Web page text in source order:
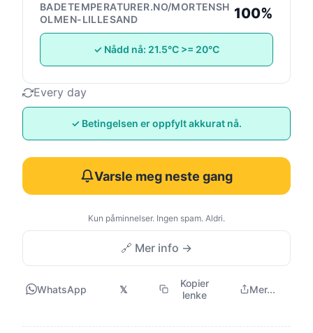
BADETEMPERATURER.NO/MORTENSH
OLMEN-LILLESAND
100%
✓ Nådd nå: 21.5°C >= 20°C
Every day
✓ Betingelsen er oppfylt akkurat nå.
Varsle meg neste gang
Kun påminnelser. Ingen spam. Aldri.
🔗 Mer info →
WhatsApp 𝕏
Kopier
lenke
Mer...